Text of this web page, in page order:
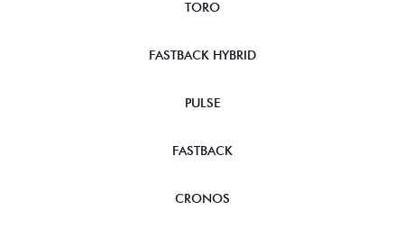
TORO
FASTBACK HYBRID
PULSE
FASTBACK
CRONOS